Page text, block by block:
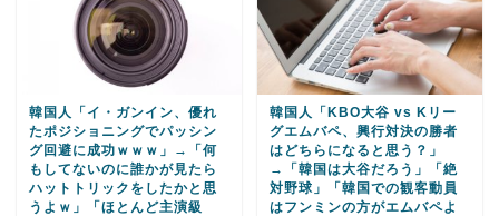
韓国人「イ・ガンイン、優れ
たポジショニングでパッシン
グ回避に成功ｗｗｗ」→「何
もしてないのに誰かが見たら
ハットトリックをしたかと思
うよｗ」「ほとんど主演級
韓国人「KBO大谷 vs Kリー
グエムバペ、興行対決の勝者
はどちらになると思う？」
→「韓国は大谷だろう」「絶
対野球」「韓国での観客動員
はフンミンの方がエムバペよ